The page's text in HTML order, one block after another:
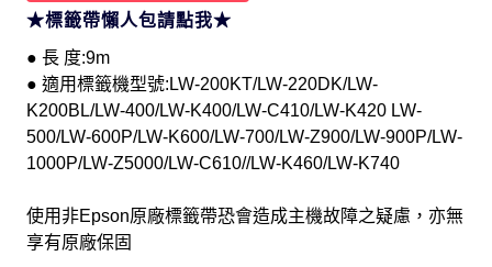
★標籤帶懶人包請點我★
● 長 度:9m
● 適用標籤機型號:LW-200KT/LW-220DK/LW-
K200BL/LW-400/LW-K400/LW-C410/LW-K420 LW-
500/LW-600P/LW-K600/LW-700/LW-Z900/LW-900P/LW-
1000P/LW-Z5000/LW-C610//LW-K460/LW-K740
使用非Epson原廠標籤帶恐會造成主機故障之疑慮，亦無
享有原廠保固